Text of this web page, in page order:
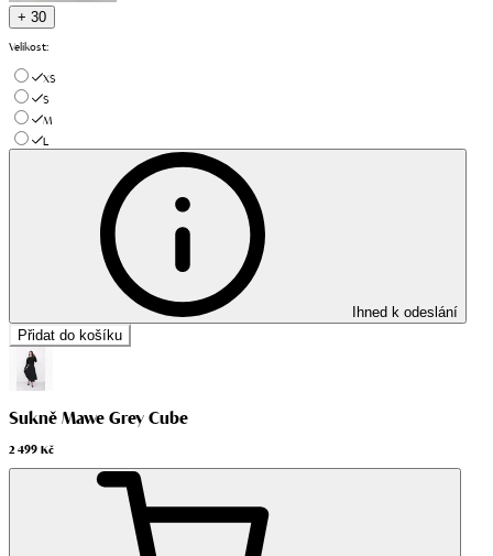
+ 30
Velikost:
XS
S
M
L
Ihned k odeslání
Přidat do košíku
Sukně Mawe Grey Cube
2 499 Kč